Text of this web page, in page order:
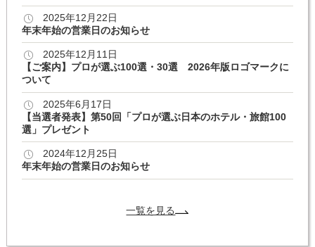
2025年12月22日
年末年始の営業日のお知らせ
2025年12月11日
【ご案内】プロが選ぶ100選・30選 2026年版ロゴマークに
ついて
2025年6月17日
【当選者発表】第50回「プロが選ぶ日本のホテル・旅館100
選」プレゼント
2024年12月25日
年末年始の営業日のお知らせ
一覧を見る